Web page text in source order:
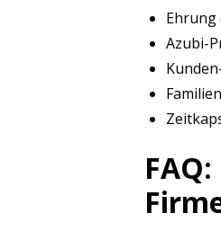
Ehrung
Azubi-